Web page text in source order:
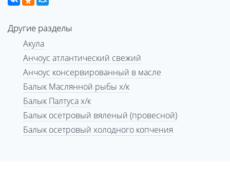
Другие разделы
Акула
Анчоус атлантический свежий
Анчоус консервированный в масле
Балык Маслянной рыбы х/к
Балык Палтуса х/к
Балык осетровый вяленый (провесной)
Балык осетровый холодного копчения